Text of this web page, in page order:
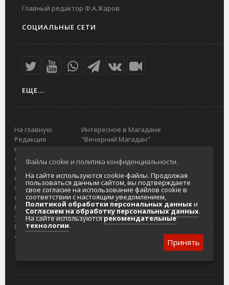
Главный редактор Ф.А.Жаров
СОЦИАЛЬНЫЕ СЕТИ
ЕЩЕ...
На главную
Редакция
портала
О проекте
Реклама на
портале
Отзывы и
предложения
Интернет-
услуги
Разработка
сайтов
Интересное в Магадане
"Вечерний Магадан"
Городская доска объявлений
Реклама
Главный туристический портал
Колымы
Политика в отношении обработки
персональных данных
Согласие на обработку персональных
данных
Файлы cookie и политика конфиденциальности.
На сайте используются cookie-файлы. Продолжая
пользоваться данным сайтом, вы подтверждаете
свое согласие на использование файлов cookie в
соответствии с настоящим уведомлением,
Политикой обработки персональных данныхи
Согласием на обработку персональных данных.
На сайте используютсярекомендательные
технологии.
Принять